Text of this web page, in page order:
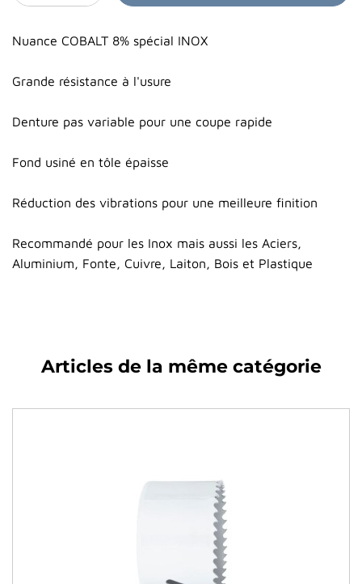
Nuance COBALT 8% spécial INOX
Grande résistance à l'usure
Denture pas variable pour une coupe rapide
Fond usiné en tôle épaisse
Réduction des vibrations pour une meilleure finition
Recommandé pour les Inox mais aussi les Aciers,
Aluminium, Fonte, Cuivre, Laiton, Bois et Plastique
Articles de la même catégorie